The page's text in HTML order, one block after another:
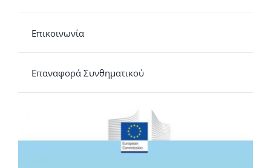
Επικοινωνία
Επαναφορά Συνθηματικού